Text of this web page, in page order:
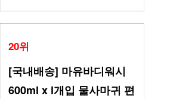
20위
[국내배송] 마유바디워시
600ml x l개입 물사마귀 편